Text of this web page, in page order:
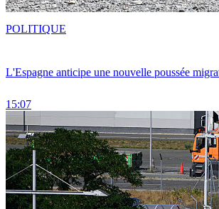
L'Espagne anticipe une nouvelle poussée
15:07
POLITIQUE